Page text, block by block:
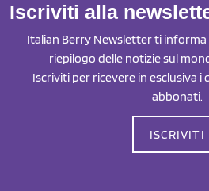
Iscriviti alla
Italian Berry Newsletter ti
riepilogo delle notizie sul
Iscriviti per ricevere in esclusiva
abbonati.
ISCRIVITI